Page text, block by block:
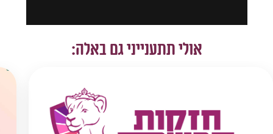
אולי תתענייני גם באלה: